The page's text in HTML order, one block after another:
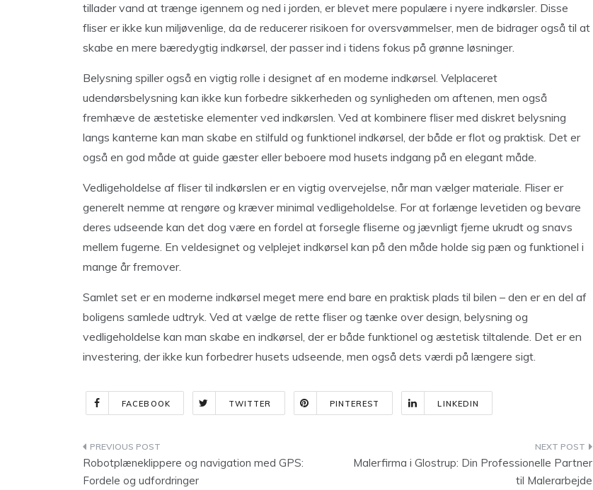
tillader vand at trænge igennem og ned i jorden, er blevet mere populære i nyere indkørsler. Disse
fliser er ikke kun miljøvenlige, da de reducerer risikoen for oversvømmelser, men de bidrager også til at
skabe en mere bæredygtig indkørsel, der passer ind i tidens fokus på grønne løsninger.
Belysning spiller også en vigtig rolle i designet af en moderne indkørsel. Velplaceret
udendørsbelysning kan ikke kun forbedre sikkerheden og synligheden om aftenen, men også
fremhæve de æstetiske elementer ved indkørslen. Ved at kombinere fliser med diskret belysning
langs kanterne kan man skabe en stilfuld og funktionel indkørsel, der både er flot og praktisk. Det er
også en god måde at guide gæster eller beboere mod husets indgang på en elegant måde.
Vedligeholdelse af fliser til indkørslen er en vigtig overvejelse, når man vælger materiale. Fliser er
generelt nemme at rengøre og kræver minimal vedligeholdelse. For at forlænge levetiden og bevare
deres udseende kan det dog være en fordel at forsegle fliserne og jævnligt fjerne ukrudt og snavs
mellem fugerne. En veldesignet og velplejet indkørsel kan på den måde holde sig pæn og funktionel i
mange år fremover.
Samlet set er en moderne indkørsel meget mere end bare en praktisk plads til bilen – den er en del af
boligens samlede udtryk. Ved at vælge de rette fliser og tænke over design, belysning og
vedligeholdelse kan man skabe en indkørsel, der er både funktionel og æstetisk tiltalende. Det er en
investering, der ikke kun forbedrer husets udseende, men også dets værdi på længere sigt.
FACEBOOK TWITTER PINTEREST LINKEDIN
Indlægsnavigation
Robotplæneklippere og navigation med GPS:
Fordele og udfordringer
Malerfirma i Glostrup: Din Professionelle Partner
til Malerarbejde